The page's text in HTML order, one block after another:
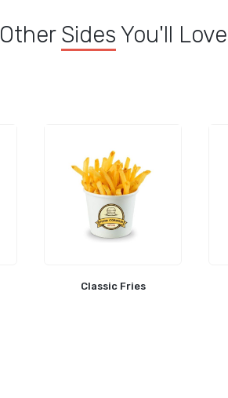
Other Sides You'll Love
Classic Fries